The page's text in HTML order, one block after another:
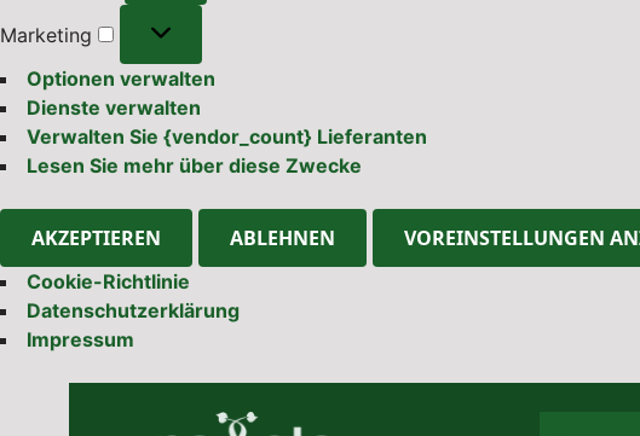
Marketing
Optionen verwalten
Dienste verwalten
Verwalten Sie {vendor_count} Lieferanten
Lesen Sie mehr über diese Zwecke
AKZEPTIEREN ABLEHNEN VOREINSTELLUNGEN
Cookie-Richtlinie
Datenschutzerklärung
Impressum